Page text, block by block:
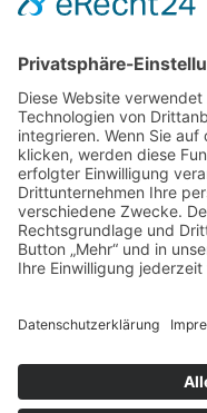
Tel.: (069) 95518628
ALLGEMEIN
HAUTÄRZTE
HAUTÄRZTE
HAUTARZT NOTDIENST